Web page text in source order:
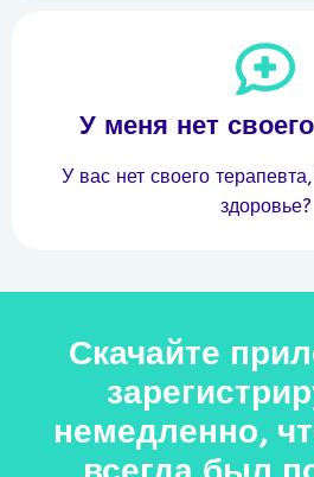
У меня нет
У вас нет своего
здоровье?
Скачайте
немедленно,